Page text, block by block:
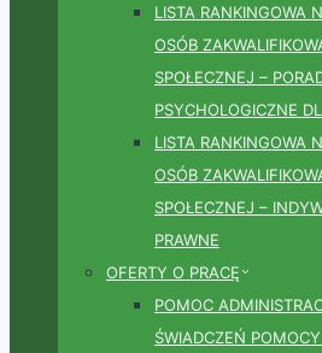
LISTA RANKINGOWA
OSÓB
SPOŁECZNEJ –
PSYCHOLOGICZNE
LISTA RANKINGOWA
OSÓB
SPOŁECZNEJ –
PRAWNE
OFERTY O PRACĘ
POMOC
ŚWIADCZEŃ